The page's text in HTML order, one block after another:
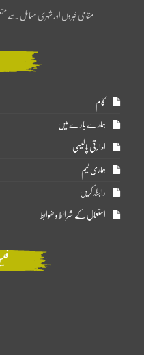
مقامی خبروں اور شہری مسائل سے
کالم
ہمارے بارے میں
ادارتی پالیسی
ہماری ٹیم
رابطہ کریں
استعمال کے شرائط و ضوابط